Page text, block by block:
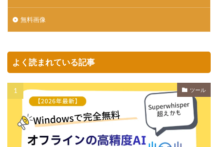
無料画像
よく読まれている記事
ツール